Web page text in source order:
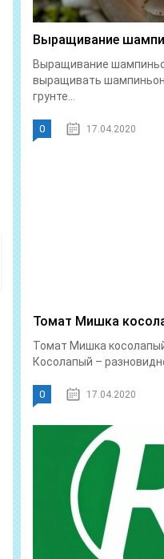
Выращивание
Выращивание
выращивать
грунте...
0 17.04.2020
Томат Мишка
Томат Мишка
Косолапый –
0 17.04.2020